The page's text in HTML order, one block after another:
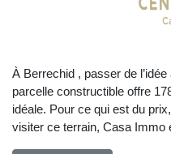
À Berrechid , passer de
parcelle constructible offre
idéale. Pour ce qui est du
visiter ce terrain, Casa